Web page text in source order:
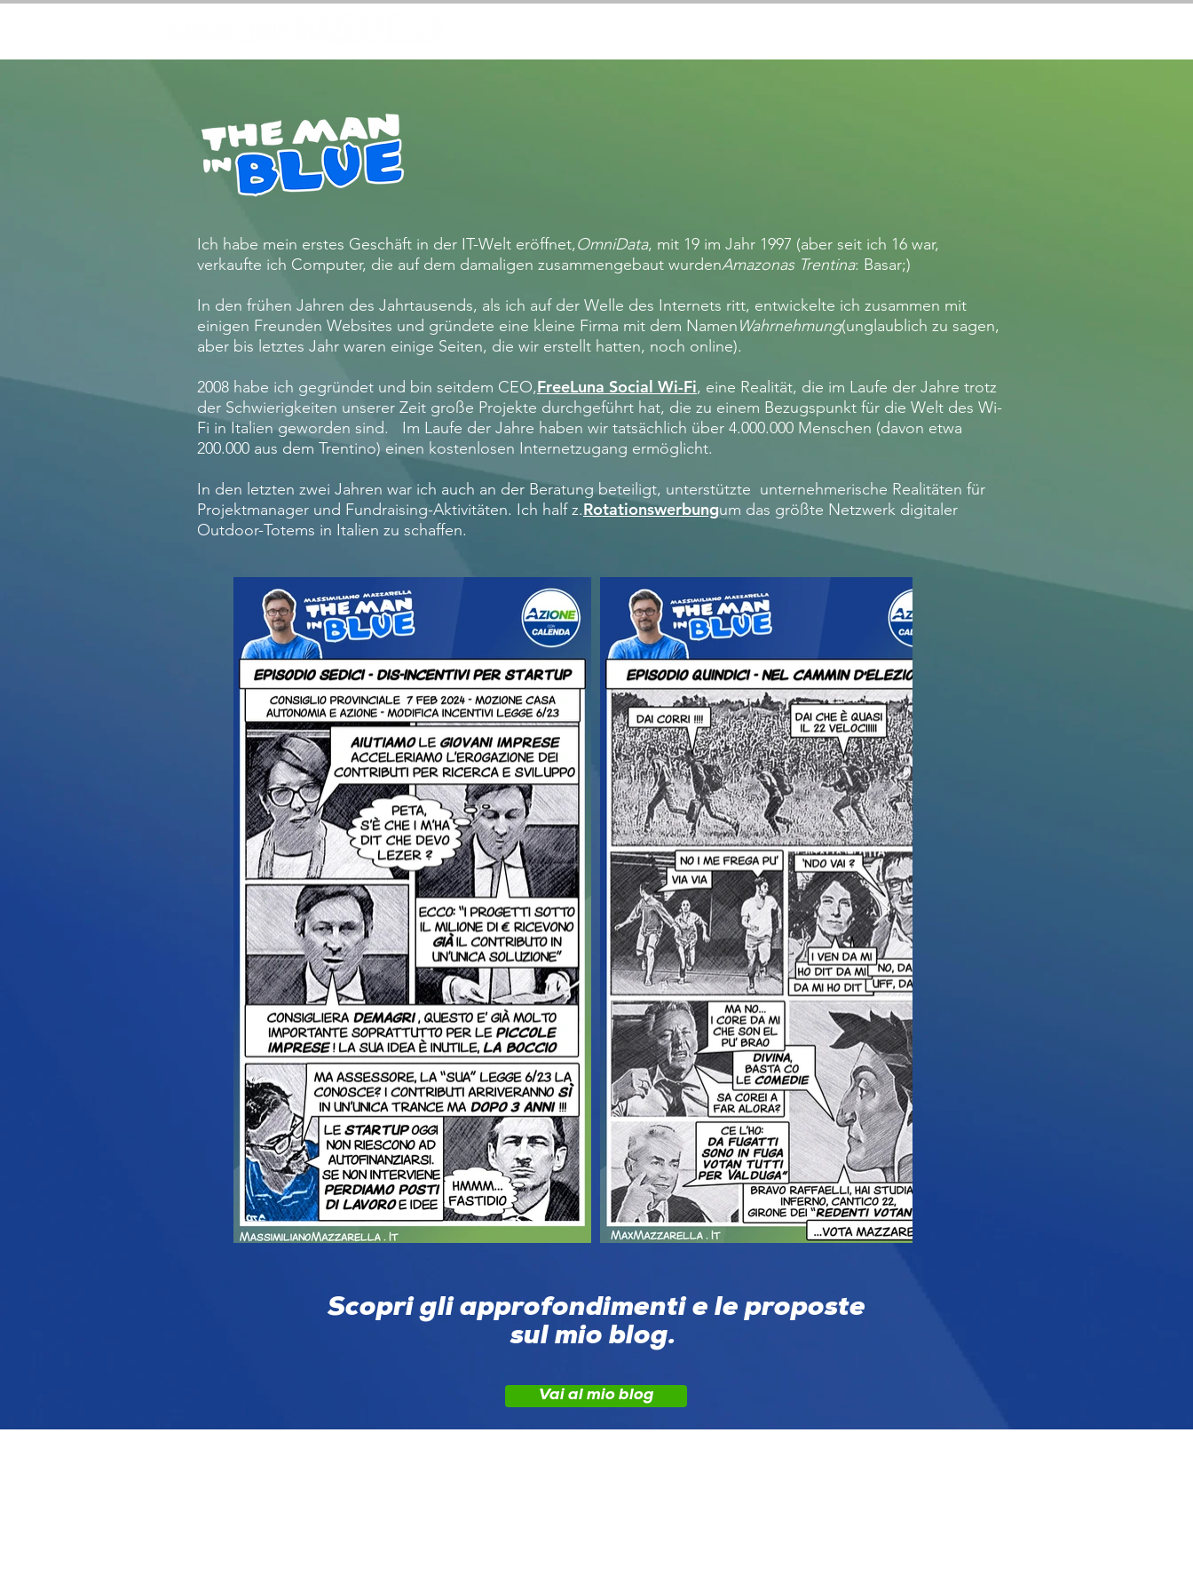
Ich habe mein erstes Geschäft in der IT-Welt eröffnet,OmniData, mit 19 im Jahr 1997 (aber seit ich 16 war,
verkaufte ich Computer, die auf dem damaligen zusammengebaut wurdenAmazonas Trentina: Basar;)
In den frühen Jahren des Jahrtausends, als ich auf der Welle des Internets ritt, entwickelte ich zusammen mit
einigen Freunden Websites und gründete eine kleine Firma mit dem NamenWahrnehmung(unglaublich zu sagen,
aber bis letztes Jahr waren einige Seiten, die wir erstellt hatten, noch online).
2008 habe ich gegründet und bin seitdem CEO,FreeLuna Social Wi-Fi, eine Realität, die im Laufe der Jahre trotz
der Schwierigkeiten unserer Zeit große Projekte durchgeführt hat, die zu einem Bezugspunkt für die Welt des Wi-
Fi in Italien geworden sind. Im Laufe der Jahre haben wir tatsächlich über 4.000.000 Menschen (davon etwa
200.000 aus dem Trentino) einen kostenlosen Internetzugang ermöglicht.
In den letzten zwei Jahren war ich auch an der Beratung beteiligt, unterstützte unternehmerische Realitäten für
Projektmanager und Fundraising-Aktivitäten. Ich half z.Rotationswerbungum das größte Netzwerk digitaler
Outdoor-Totems in Italien zu schaffen.
Scopri gli approfondimenti e le proposte
sul mio blog.
Vai al mio blog